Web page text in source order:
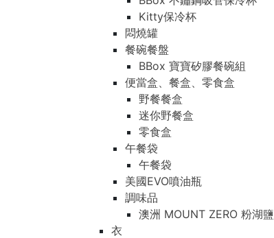
Kitty保冷杯
悶燒罐
餐碗餐盤
BBox 寶寶矽膠餐碗組
便當盒、餐盒、零食盒
野餐餐盒
迷你野餐盒
零食盒
午餐袋
午餐袋
美國EVO噴油瓶
調味品
澳洲 MOUNT ZERO 粉湖鹽
衣